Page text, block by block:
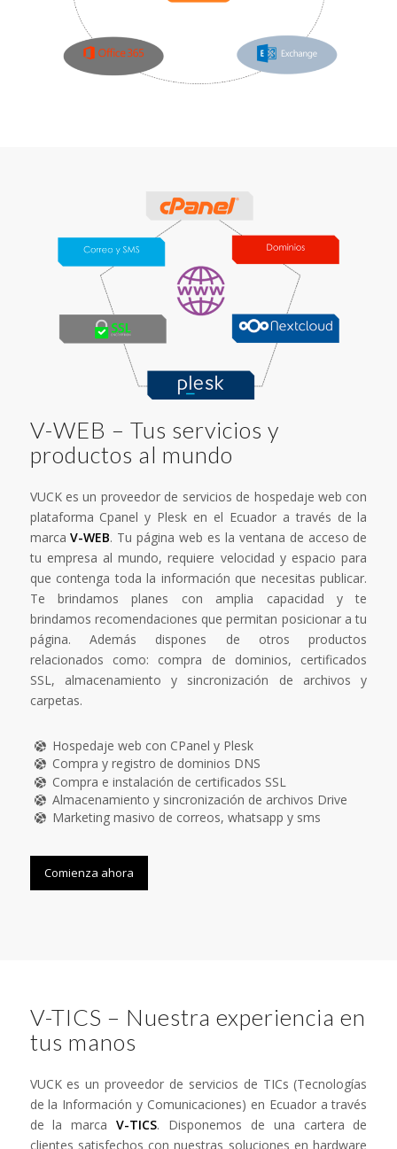
V-WEB – Tus servicios y
productos al mundo
VUCK es un proveedor de servicios de hospedaje web con
plataforma Cpanel y Plesk en el Ecuador a través de la
marcaV-WEB. Tu página web es la ventana de acceso de
tu empresa al mundo, requiere velocidad y espacio para
que contenga toda la información que necesitas publicar.
Te brindamos planes con amplia capacidad y te
brindamos recomendaciones que permitan posicionar a tu
página. Además dispones de otros productos
relacionados como: compra de dominios, certificados
SSL, almacenamiento y sincronización de archivos y
carpetas.
Hospedaje web con CPanel y Plesk
Compra y registro de dominios DNS
Compra e instalación de certificados SSL
Almacenamiento y sincronización de archivos Drive
Marketing masivo de correos, whatsapp y sms
Comienza ahora
V-TICS – Nuestra experiencia en
tus manos
VUCK es un proveedor de servicios de TICs (Tecnologías
de la Información y Comunicaciones) en Ecuador a través
de la marcaV-TICS. Disponemos de una cartera de
clientes satisfechos con nuestras soluciones en hardware